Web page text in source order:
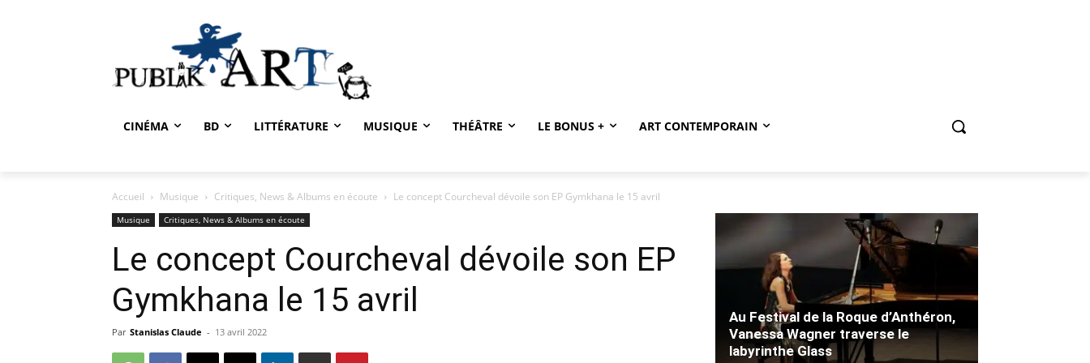
CINÉMA BD LITTÉRATURE MUSIQUE THÉÂTRE LE BONUS + ART CONTEMPORAIN
Accueil Musique Critiques, News & Albums en écoute Le concept Courcheval dévoile son EP Gymkhana le 15 avril
Musique Critiques, News & Albums en écoute
Le concept Courcheval dévoile son EP
Gymkhana le 15 avril
Par Stanislas Claude - 13 avril 2022
Au Festival de la Roque d’Anthéron,
Vanessa Wagner traverse le
labyrinthe Glass